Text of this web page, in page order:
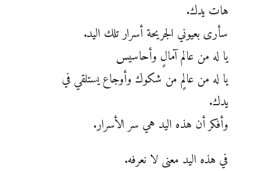
هات يدك.
سأرى بعيوني الجريحة أسرار تلك اليد.
يا له من عالم آمالٍ وأحاسيس
يا له من عالمٍ من شكوك وأوجاع يستلقي في
يدك.
وأفكر أن هذه اليد هي سر الأسرار.
في هذه اليد معنى لا نعرفه.